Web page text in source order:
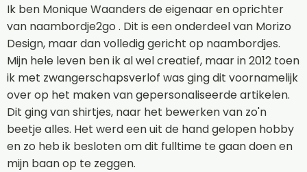
Ik ben Monique Waanders de eigenaar en oprichter
van naambordje2go . Dit is een onderdeel van Morizo
Design, maar dan volledig gericht op naambordjes.
Mijn hele leven ben ik al wel creatief, maar in 2012 toen
ik met zwangerschapsverlof was ging dit voornamelijk
over op het maken van gepersonaliseerde artikelen.
Dit ging van shirtjes, naar het bewerken van zo'n
beetje alles. Het werd een uit de hand gelopen hobby
en zo heb ik besloten om dit fulltime te gaan doen en
mijn baan op te zeggen.